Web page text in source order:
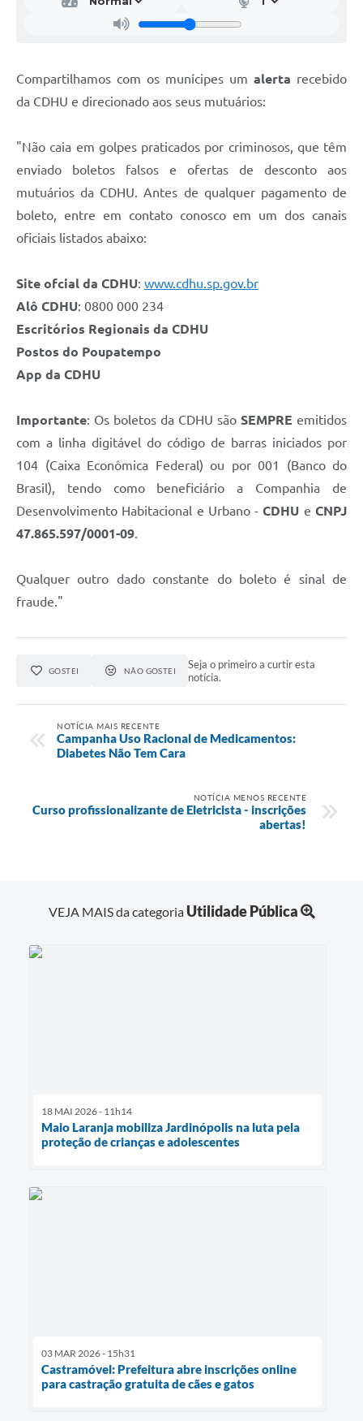
Compartilhamos com os munícipes um alerta recebido
da CDHU e direcionado aos seus mutuários:
"Não caia em golpes praticados por criminosos, que têm
enviado boletos falsos e ofertas de desconto aos
mutuários da CDHU. Antes de qualquer pagamento de
boleto, entre em contato conosco em um dos canais
oficiais listados abaixo:
Site ofcial da CDHU: www.cdhu.sp.gov.br
Alô CDHU: 0800 000 234
Escritórios Regionais da CDHU
Postos do Poupatempo
App da CDHU
Importante: Os boletos da CDHU são SEMPRE emitidos
com a linha digitável do código de barras iniciados por
104 (Caixa Econômica Federal) ou por 001 (Banco do
Brasil), tendo como beneficiário a Companhia de
Desenvolvimento Habitacional e Urbano -CDHU eCNPJ
47.865.597/0001-09.
Qualquer outro dado constante do boleto é sinal de
fraude."
GOSTEI NÃO GOSTEI
Seja o primeiro a curtir esta
notícia.
NOTÍCIA MAIS RECENTE
Campanha Uso Racional de Medicamentos:
Diabetes Não Tem Cara
NOTÍCIA MENOS RECENTE
Curso profissionalizante de Eletricista - inscrições
abertas!
VEJA MAIS da categoria Utilidade Pública
18 MAI 2026 - 11h14
Maio Laranja mobiliza Jardinópolis na luta pela
proteção de crianças e adolescentes
03 MAR 2026 - 15h31
Castramóvel: Prefeitura abre inscrições online
para castração gratuita de cães e gatos